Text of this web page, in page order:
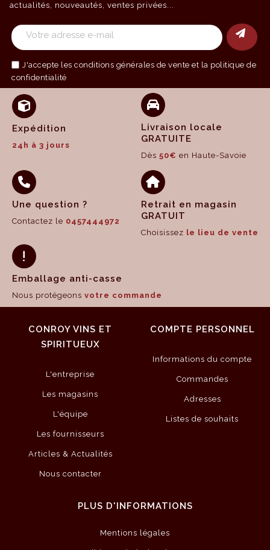
actualités, nouveautés, ventes privées...
J'accepte les conditions générales de vente et la politique de
confidentialité
Expédition
24h à 3 jours
Livraison locale
GRATUITE
Dès 50€ en Haute-Savoie
Une question ?
Contactez le 0457444972
Retrait en magasin
GRATUIT
Choisissez le lieu de vente
Emballage anti-casse
Nous protégeons votre commande
CONROY VINS ET
SPIRITUEUX
L'entreprise
Les magasins
L'équipe
Les fournisseurs
Articles & Actualités
Nous contacter
COMPTE PERSONNEL
Informations du compte
Commandes
Adresses
Listes de souhaits
PLUS D'INFORMATIONS
Mentions légales